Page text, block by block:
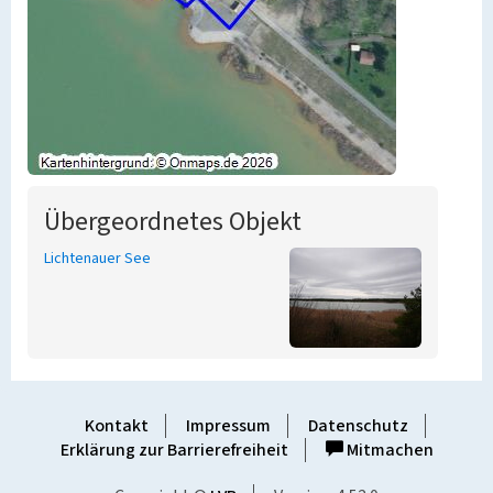
Übergeordnetes Objekt
Lichtenauer See
Kontakt Impressum
Datenschutz
Erklärung zur Barrierefreiheit
Mitmachen